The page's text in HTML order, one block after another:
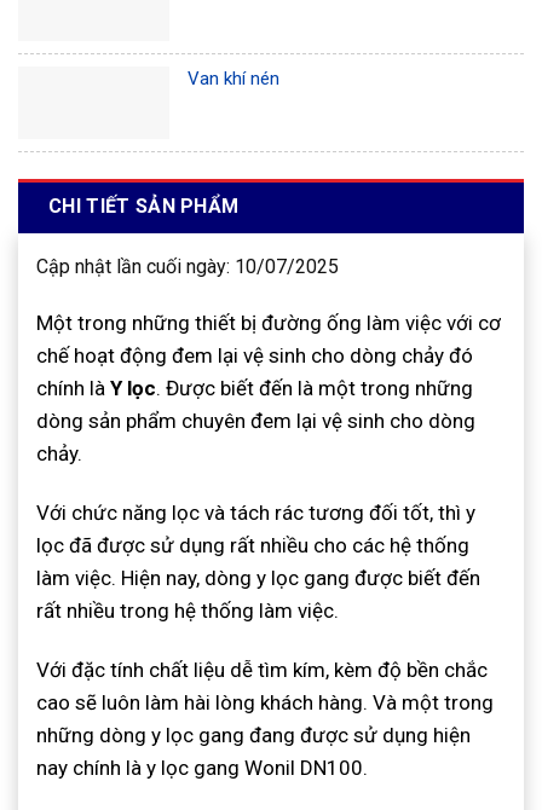
Van khí nén
CHI TIẾT SẢN PHẨM
Cập nhật lần cuối ngày: 10/07/2025
Một trong những thiết bị đường ống làm việc với cơ
chế hoạt động đem lại vệ sinh cho dòng chảy đó
chính là Y lọc. Được biết đến là một trong những
dòng sản phẩm chuyên đem lại vệ sinh cho dòng
chảy.
Với chức năng lọc và tách rác tương đối tốt, thì y
lọc đã được sử dụng rất nhiều cho các hệ thống
làm việc. Hiện nay, dòng y lọc gang được biết đến
rất nhiều trong hệ thống làm việc.
Với đặc tính chất liệu dễ tìm kím, kèm độ bền chắc
cao sẽ luôn làm hài lòng khách hàng. Và một trong
những dòng y lọc gang đang được sử dụng hiện
nay chính là y lọc gang Wonil DN100.